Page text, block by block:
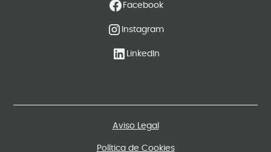
Facebook
Instagram
LinkedIn
Aviso Legal
Política de Cookies